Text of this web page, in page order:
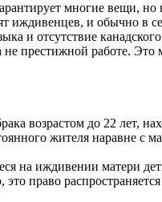
многие вещи,
иждивенцев, и обычно в
и отсутствие
не престижной работе.
возрастом до 22 лет,
жителя наравне с
на иждивении матери
право